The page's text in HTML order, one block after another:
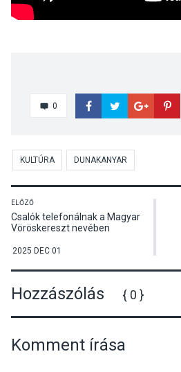
0
KULTÚRA DUNAKANYAR
ELŐZŐ
Csalók telefonálnak a Magyar
Vöröskereszt nevében
2025 DEC 01
Hozzászólás { 0 }
Komment írása